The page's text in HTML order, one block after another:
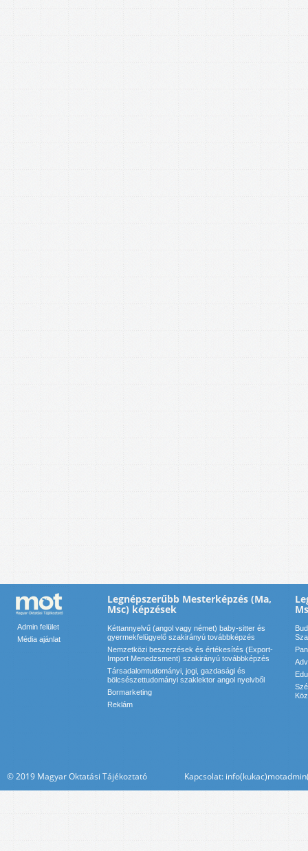
Admin felület
Média ajánlat
Legnépszerűbb Mesterképzés (Ma,
Msc) képzések
Kéttannyelvű (angol vagy német) baby-sitter és
gyermekfelügyelő szakirányú továbbképzés
Nemzetközi beszerzések és értékesítés (Export-
Import Menedzsment) szakirányú továbbképzés
Társadalomtudományi, jogi, gazdasági és
bölcsészettudományi szaklektor angol nyelvből
Bormarketing
Reklám
© 2019 Magyar Oktatási Tájékoztató Kapcsolat: